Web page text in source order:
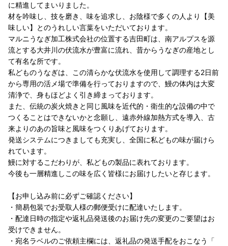
に精進してまいりました。
材を吟味し、技を磨き、味を追求し、お陰様で多くの人より【美
味しい】とのうれしい言葉をいただいております。
マルニうなぎ加工株式会社の位置する吉田町は、南アルプスを源
流とする大井川の伏流水が豊富に流れ、昔からうなぎの産地とし
て有名な所です。
私どものうなぎは、この清らかな伏流水を使用して調理する2日前
から専用の活メ場で準備を行っておりますので、鰻の体内は大変
清浄で、身もほどよく引き締まっております。
また、伝統の炭火焼きと同じ風味を近代的・衛生的な設備の中で
つくることはできないかと念願し、遠赤外線加熱方式を導入、古
来よりのあの旨味と風味をつくりあげております。
発送システムにつきましても充実し、全国に私どもの味が届けら
れています。
鰻に対するこだわりが、私どもの製品に表れております。
今後も一層精進しこの味を広く皆様にお届けしたいと存じます。
【お申し込み前に必ずご確認ください】
・簡易包装でお受取人様の郵便受けに配達いたします。
・配達日時の指定や返礼品発送後のお届け先の変更のご要望はお
受けできません。
・宛名ラベルのご依頼主欄には、返礼品の発送手配をおこなう「